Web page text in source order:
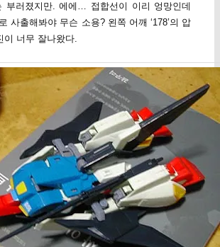
부러졌지만. 에에… 접합선이 이리 엉망인데
사출해봐야 무슨 소용? 왼쪽 어깨 ‘178’의 압
이 너무 잘나왔다.